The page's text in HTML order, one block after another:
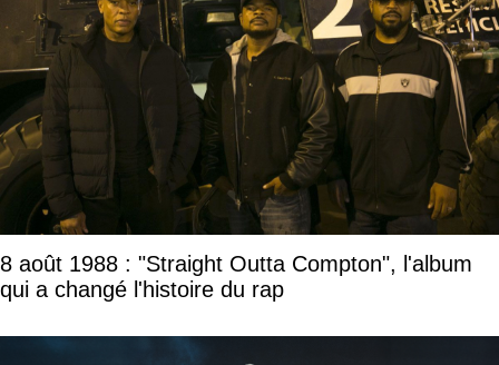
8 août 1988 : "Straight Outta Compton", l'album
qui a changé l'histoire du rap